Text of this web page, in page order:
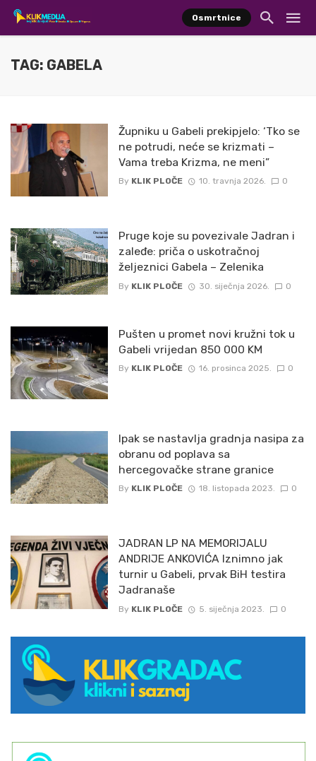
Osmrtnice
TAG: GABELA
Župniku u Gabeli prekipjelo: ‘Tko se
ne potrudi, neće se krizmati –
Vama treba Krizma, ne meni”
By KLIK PLOČE 10. travnja 2026. 0
Pruge koje su povezivale Jadran i
zaleđe: priča o uskotračnoj
željeznici Gabela – Zelenika
By KLIK PLOČE 30. siječnja 2026. 0
Pušten u promet novi kružni tok u
Gabeli vrijedan 850 000 KM
By KLIK PLOČE 16. prosinca 2025. 0
Ipak se nastavlja gradnja nasipa za
obranu od poplava sa
hercegovačke strane granice
By KLIK PLOČE 18. listopada 2023. 0
JADRAN LP NA MEMORIJALU
ANDRIJE ANKOVIĆA Iznimno jak
turnir u Gabeli, prvak BiH testira
Jadranaše
By KLIK PLOČE 5. siječnja 2023. 0